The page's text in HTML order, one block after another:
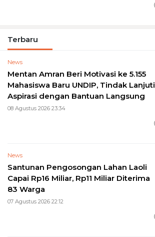
Terbaru
News
Mentan Amran Beri Motivasi ke 5.155
Mahasiswa Baru UNDIP, Tindak Lanjuti
Aspirasi dengan Bantuan Langsung
08 Agustus 2026 23:34
News
Santunan Pengosongan Lahan Laoli
Capai Rp16 Miliar, Rp11 Miliar Diterima
83 Warga
07 Agustus 2026 22:12